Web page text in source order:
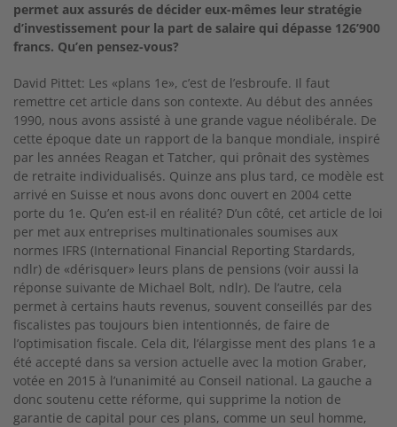
permet aux assurés de décider eux-mêmes leur stratégie
d’investissement pour la part de salaire qui dépasse 126’900
francs. Qu’en pensez-vous?
David Pittet: Les «plans 1e», c’est de l’esbroufe. Il faut
remettre cet article dans son contexte. Au début des années
1990, nous avons assisté à une grande vague néolibérale. De
cette époque date un rapport de la banque mondiale, inspiré
par les années Reagan et Tatcher, qui prônait des sys­tèmes
de retraite individualisés. Quinze ans plus tard, ce modèle est
arrivé en Suisse et nous avons donc ouvert en 2004 cette
porte du 1e. Qu’en est­-il en réalité? D’un côté, cet article de loi
per­ met aux entreprises multinationales soumises aux
normes IFRS (International Financial Re­porting Stardards,
ndlr) de «dérisquer» leurs plans de pensions (voir aussi la
réponse suivante de Michael Bolt, ndlr). De l’autre, cela
permet à certains hauts revenus, souvent conseillés par des
fiscalistes pas toujours bien intentionnés, de faire de
l’optimisation fiscale. Cela dit, l’élargisse­ ment des plans 1e a
été accepté dans sa version actuelle avec la motion Graber,
votée en 2015 à l’unanimité au Conseil national. La gauche a
donc soutenu cette réforme, qui supprime la no­tion de
garantie de capital pour ces plans, comme un seul homme,